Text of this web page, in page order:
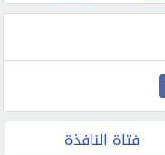
فتاة النافذة